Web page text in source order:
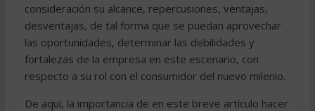
consideración su alcance, repercusiones, ventajas,
desventajas, de tal forma que se puedan aprovechar
las oportunidades, determinar las debilidades y
fortalezas de la empresa en este escenario, con
respecto a su rol con el consumidor del nuevo milenio.
De aquí, la importancia de en este breve artículo hacer